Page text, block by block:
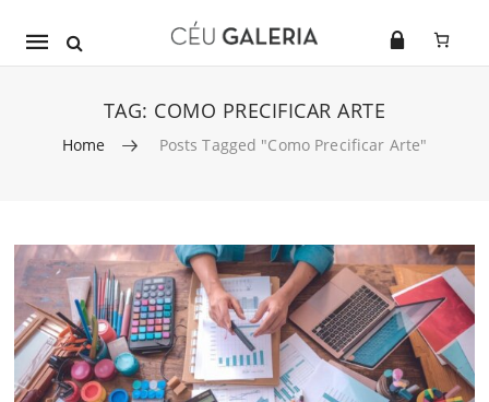
Mobile
TAG: COMO PRECIFICAR ARTE
Home Posts Tagged "como Precificar Arte"
Skip to content